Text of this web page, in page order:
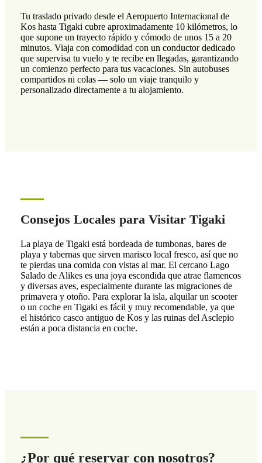
Tu traslado privado desde el Aeropuerto Internacional de
Kos hasta Tigaki cubre aproximadamente 10 kilómetros, lo
que supone un trayecto rápido y cómodo de unos 15 a 20
minutos. Viaja con comodidad con un conductor dedicado
que supervisa tu vuelo y te recibe en llegadas, garantizando
un comienzo perfecto para tus vacaciones. Sin autobuses
compartidos ni colas — solo un viaje tranquilo y
personalizado directamente a tu alojamiento.
Consejos Locales para Visitar Tigaki
La playa de Tigaki está bordeada de tumbonas, bares de
playa y tabernas que sirven marisco local fresco, así que no
te pierdas una comida con vistas al mar. El cercano Lago
Salado de Alikes es una joya escondida que atrae flamencos
y diversas aves, especialmente durante las migraciones de
primavera y otoño. Para explorar la isla, alquilar un scooter
o un coche en Tigaki es fácil y muy recomendable, ya que
el histórico casco antiguo de Kos y las ruinas del Asclepio
están a poca distancia en coche.
¿Por qué reservar con nosotros?